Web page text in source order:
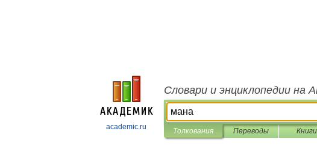
academic.ru
Словари и энциклопедии на
Толкования Переводы Книги